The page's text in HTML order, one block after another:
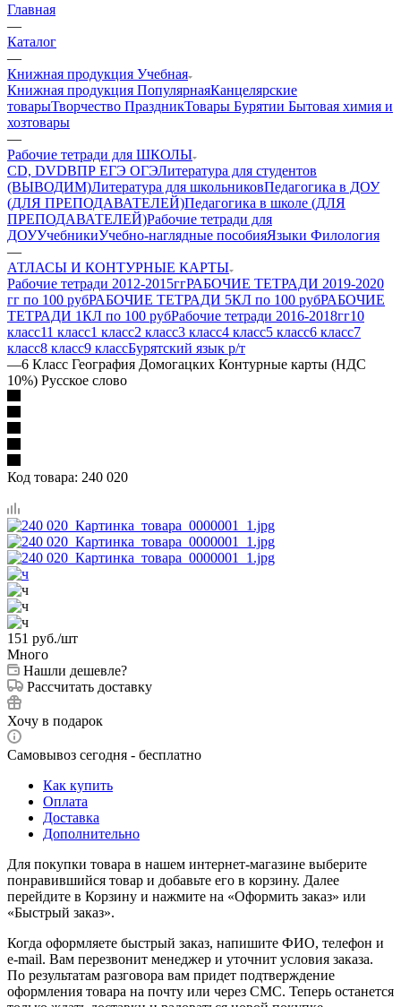
Главная
—
Каталог
—
Книжная продукция Учебная
Книжная продукция ПопулярнаяКанцелярские
товарыТворчество ПраздникТовары Бурятии Бытовая химия и
хозтовары
—
Рабочие тетради для ШКОЛЫ
CD, DVDВПР ЕГЭ ОГЭЛитература для студентов
(ВЫВОДИМ)Литература для школьниковПедагогика в ДОУ
(ДЛЯ ПРЕПОДАВАТЕЛЕЙ)Педагогика в школе (ДЛЯ
ПРЕПОДАВАТЕЛЕЙ)Рабочие тетради для
ДОУУчебникиУчебно-наглядные пособияЯзыки Филология
—
АТЛАСЫ И КОНТУРНЫЕ КАРТЫ
Рабочие тетради 2012-2015ггРАБОЧИЕ ТЕТРАДИ 2019-2020
гг по 100 рубРАБОЧИЕ ТЕТРАДИ 5КЛ по 100 рубРАБОЧИЕ
ТЕТРАДИ 1КЛ по 100 рубРабочие тетради 2016-2018гг10
класс11 класс1 класс2 класс3 класс4 класс5 класс6 класс7
класс8 класс9 классБурятский язык р/т
—6 Класс География Домогацких Контурные карты (НДС
10%) Русское слово
Код товара: 240 020
151 руб./шт
Много
Нашли дешевле?
Рассчитать доставку
Хочу в подарок
Самовывоз сегодня - бесплатно
Как купить
Оплата
Доставка
Дополнительно
Для покупки товара в нашем интернет-магазине выберите
понравившийся товар и добавьте его в корзину. Далее
перейдите в Корзину и нажмите на «Оформить заказ» или
«Быстрый заказ».
Когда оформляете быстрый заказ, напишите ФИО, телефон и
e-mail. Вам перезвонит менеджер и уточнит условия заказа.
По результатам разговора вам придет подтверждение
оформления товара на почту или через СМС. Теперь останется